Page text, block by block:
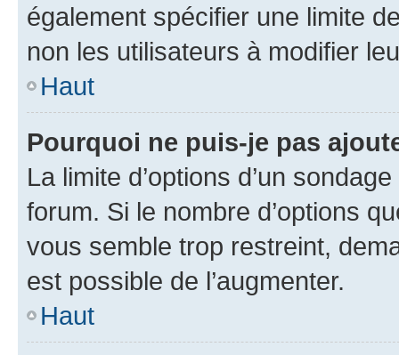
également spécifier une limite
non les utilisateurs à modifier
Haut
Pourquoi ne puis-je pas
La limite d’options d’un
forum. Si le nombre d’options
vous semble trop restreint,
est possible de l’augmenter.
Haut